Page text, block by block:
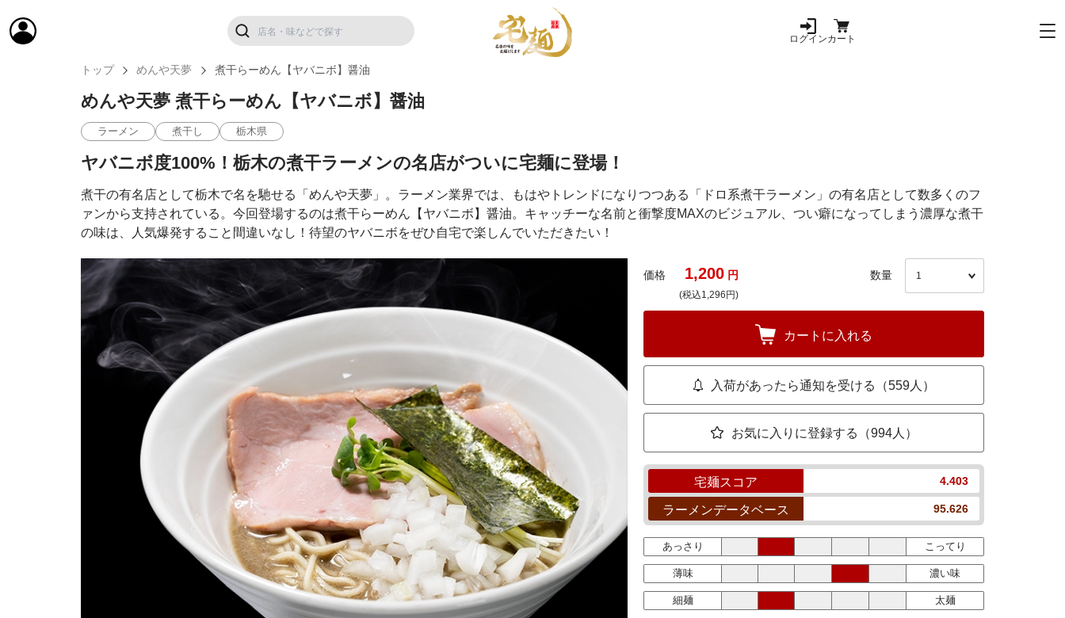
ログインカート
トップ めんや天夢 煮干らーめん【ヤバニボ】醤油
めんや天夢 煮干らーめん【ヤバニボ】醤油
ラーメン 煮干し 栃木県
ヤバニボ度100%！栃木の煮干ラーメンの名店がついに宅麺に登場！
煮干の有名店として栃木で名を馳せる「めんや天夢」。ラーメン業界では、もはやトレンドになりつつある「ドロ系煮干ラーメン」の有名店として数多くのフ
ァンから支持されている。今回登場するのは煮干らーめん【ヤバニボ】醤油。キャッチーな名前と衝撃度MAXのビジュアル、つい癖になってしまう濃厚な煮干
の味は、人気爆発すること間違いなし！待望のヤバニボをぜひ自宅で楽しんでいただきたい！
価格 1,200 円
(税込1,296円)
数量
カートに入れる
入荷があったら通知を受ける（559人）
お気に入りに登録する（994人）
宅麺スコア 4.403
ラーメンデータベース 95.626
あっさり こってり
薄味 濃い味
細麺 太麺